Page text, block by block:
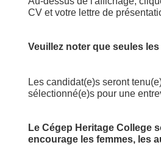
CV et votre lettre de
Veuillez noter que seules
Les candidat(e)s seront
sélectionné(e)s pour une
Le Cégep Heritage College
encourage les femmes, les